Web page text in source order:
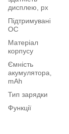
дисплею, px
Підтримувані
ОС
Матеріал
корпусу
Ємність
акумулятора,
mAh
Тип зарядки
Функції